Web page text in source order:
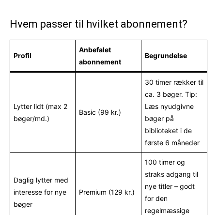
Hvem passer til hvilket abonnement?
Profil
Anbefalet
abonnement
Begrundelse
Lytter lidt (max 2
bøger/md.)
Basic (99 kr.)
30 timer rækker til
ca. 3 bøger. Tip:
Læs nyudgivne
bøger på
biblioteket i de
første 6 måneder
Daglig lytter med
interesse for nye
bøger
Premium (129 kr.)
100 timer og
straks adgang til
nye titler – godt
for den
regelmæssige